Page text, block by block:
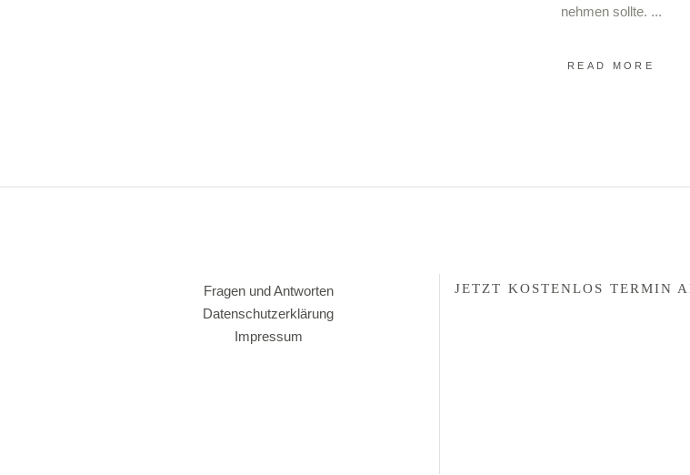
nehmen sollte.
READ MORE
Fragen und Antworten
Datenschutzerklärung
Impressum
JETZT KOSTENLOS TERMIN